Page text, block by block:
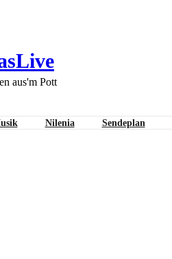
aus'm Pott
Nilenia Sendeplan